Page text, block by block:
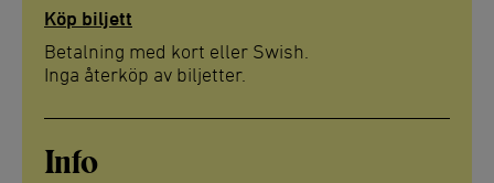
Köp biljett
Betalning med kort eller Swish.
Inga återköp av biljetter.
Info